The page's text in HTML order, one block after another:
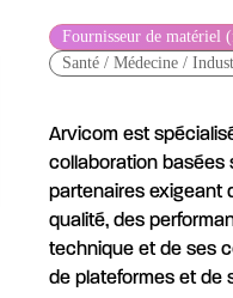
Fournisseur de matériel
Santé / Médecine /
Arvicom est
collaboration basées
partenaires exigeant
qualité, des
technique et de ses
de plateformes et de